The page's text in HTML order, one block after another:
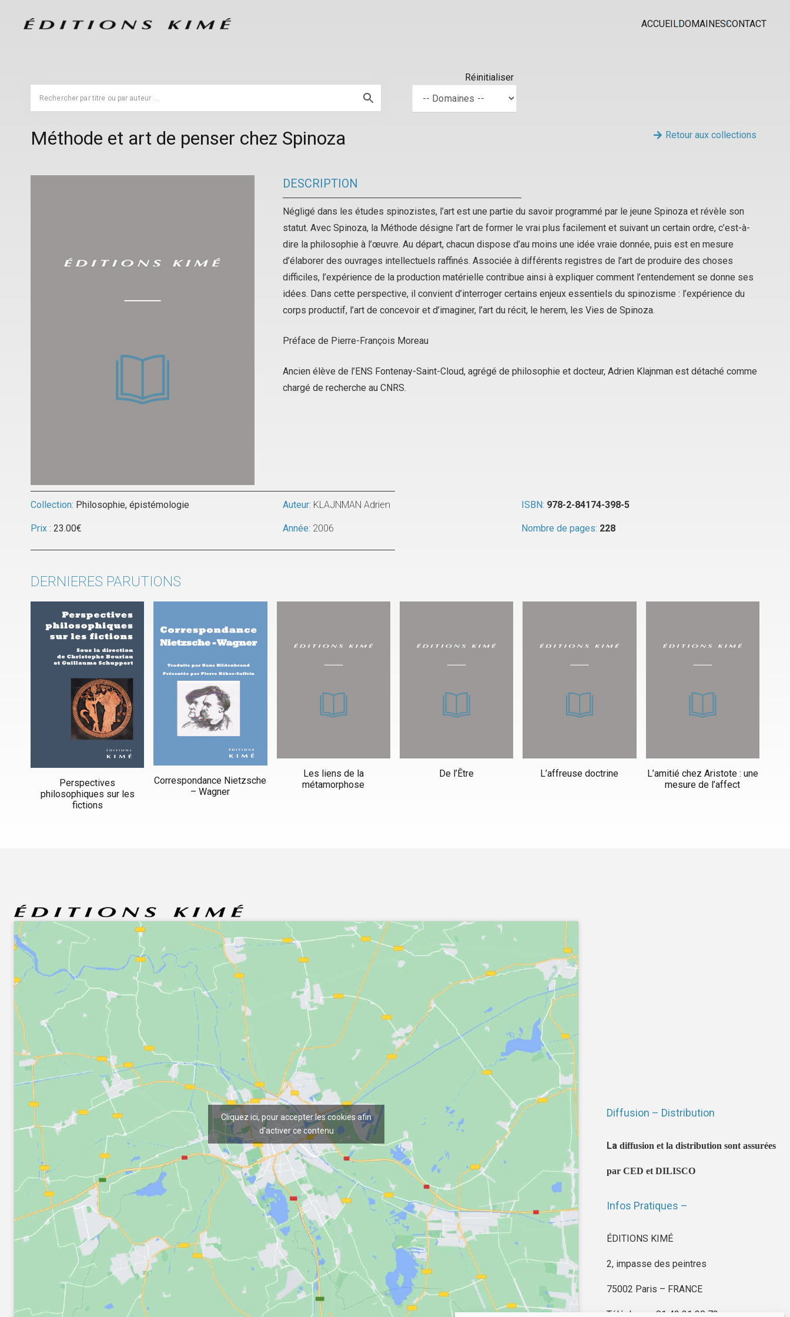
ACCUEILDOMAINESCONTACT
Réinitialiser
Méthode et art de penser chez Spinoza Retour aux collections
DESCRIPTION
Négligé dans les études spinozistes, l’art est une partie du savoir programmé par le jeune Spinoza et révèle son
statut. Avec Spinoza, la Méthode désigne l’art de former le vrai plus facilement et suivant un certain ordre, c’est-à-
dire la philosophie à l’œuvre. Au départ, chacun dispose d’au moins une idée vraie donnée, puis est en mesure
d’élaborer des ouvrages intellectuels raffinés. Associée à différents registres de l’art de produire des choses
difficiles, l’expérience de la production matérielle contribue ainsi à expliquer comment l’entendement se donne ses
idées. Dans cette perspective, il convient d’interroger certains enjeux essentiels du spinozisme : l’expérience du
corps productif, l’art de concevoir et d’imaginer, l’art du récit, le herem, les Vies de Spinoza.
Préface de Pierre-François Moreau
Ancien élève de l’ENS Fontenay-Saint-Cloud, agrégé de philosophie et docteur, Adrien Klajnman est détaché comme
chargé de recherche au CNRS.
Collection: Philosophie, épistémologie
Prix : 23.00€
Auteur: KLAJNMAN Adrien ISBN: 978-2-84174-398-5
Année: 2006 Nombre de pages: 228
DERNIERES PARUTIONS
Perspectives
philosophiques sur les
fictions
Correspondance Nietzsche
– Wagner
Les liens de la
métamorphose
De l’Être L’affreuse doctrine
L’amitié chez Aristote : une
mesure de l’affect
Cliquez ici, pour accepter les cookies afin
d'activer ce contenu
Diffusion – Distribution
La diffusion et la distribution sont assurées
par CED et DILISCO
Infos Pratiques –
ÉDITIONS KIMÉ
2, impasse des peintres
75002 Paris – FRANCE
Téléphone : 01 42 21 30 72